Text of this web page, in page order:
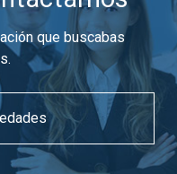
que buscabas